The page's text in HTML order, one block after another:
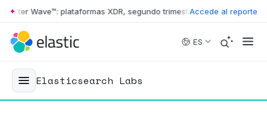
Skip to main content
Wave™: plataformas XDR, segundo trimestre de 2026 • The
Accede al reporte
ES
Elasticsearch Labs